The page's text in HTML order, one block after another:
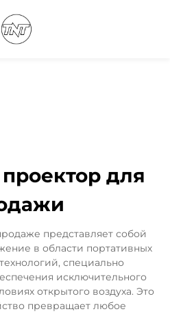
для
представляет собой
в области портативных
специально
исключительного
открытого воздуха. Это
превращает любое